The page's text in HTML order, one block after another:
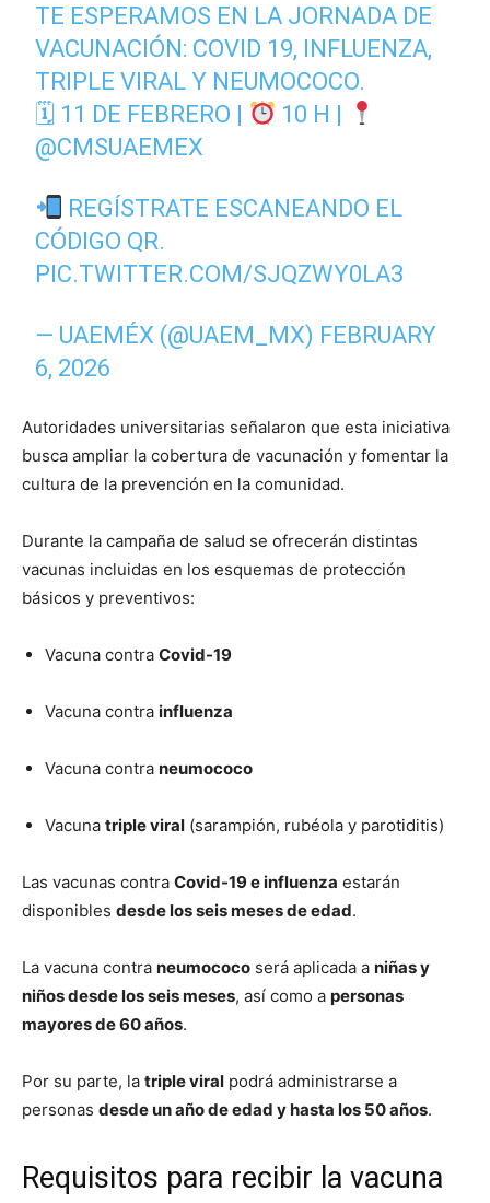
TE ESPERAMOS EN LA JORNADA DE
VACUNACIÓN: COVID 19, INFLUENZA,
TRIPLE VIRAL Y NEUMOCOCO.
🗓 11 DE FEBRERO |
10 H |
@CMSUAEMEX
REGÍSTRATE ESCANEANDO EL
CÓDIGO QR.
PIC.TWITTER.COM/SJQZWY0LA3
— UAEMÉX (@UAEM_MX) FEBRUARY
6, 2026
Autoridades universitarias señalaron que esta iniciativa
busca ampliar la cobertura de vacunación y fomentar la
cultura de la prevención en la comunidad.
Durante la campaña de salud se ofrecerán distintas
vacunas incluidas en los esquemas de protección
básicos y preventivos:
Vacuna contra Covid-19
Vacuna contra influenza
Vacuna contra neumococo
Vacuna triple viral (sarampión, rubéola y parotiditis)
Las vacunas contra Covid-19 e influenza estarán
disponibles desde los seis meses de edad.
La vacuna contra neumococo será aplicada a niñas y
niños desde los seis meses, así como a personas
mayores de 60 años.
Por su parte, la triple viral podrá administrarse a
personas desde un año de edad y hasta los 50 años.
Requisitos para recibir la vacuna